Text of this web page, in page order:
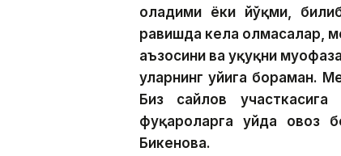
оладими ёки йўқми,
равишда кела олмасалар,
аъзосини ва ҳуқуқни
уларнинг уйига бораман.
Биз сайлов
фуқароларга уйда овоз
Бикенова.